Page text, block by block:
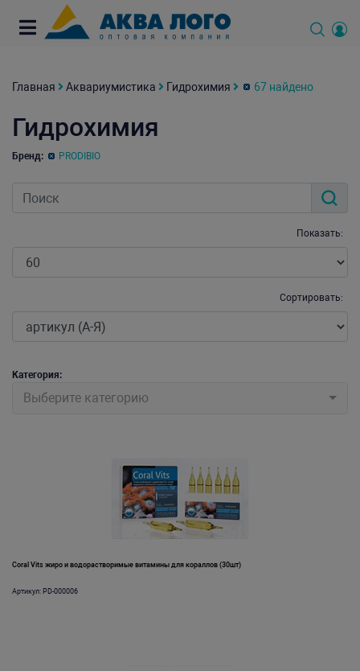
Главная Аквариумистика Гидрохимия 67 найдено
Гидрохимия
Бренд: PRODIBIO
Показать:
Сортировать:
Категория:
Выберите категорию
Coral Vits жиро и водорастворимые витамины для кораллов (30шт)
Артикул: PD-000006